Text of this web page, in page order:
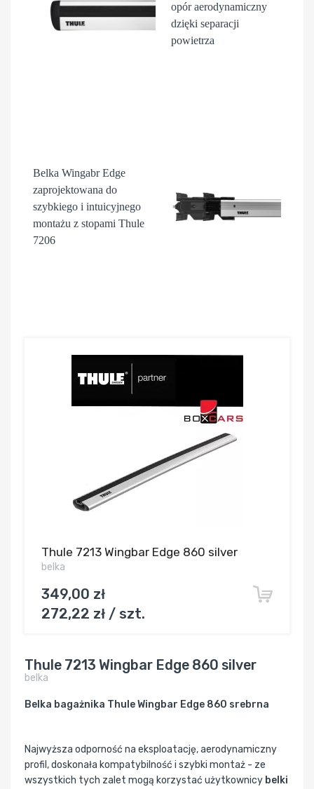
opór aerodynamiczny
dzięki separacji
powietrza
Belka Wingabr Edge
zaprojektowana do
szybkiego i intuicyjnego
montażu z stopami Thule
7206
Thule 7213 Wingbar Edge 860 silver
belka
349,00 zł
272,22 zł / szt.
Thule 7213 Wingbar Edge 860 silver
belka
Belka bagażnika Thule Wingbar Edge 860 srebrna
Najwyższa odporność na eksploatację, aerodynamiczny
profil, doskonała kompatybilność i szybki montaż - ze
wszystkich tych zalet mogą korzystać użytkownicy belki